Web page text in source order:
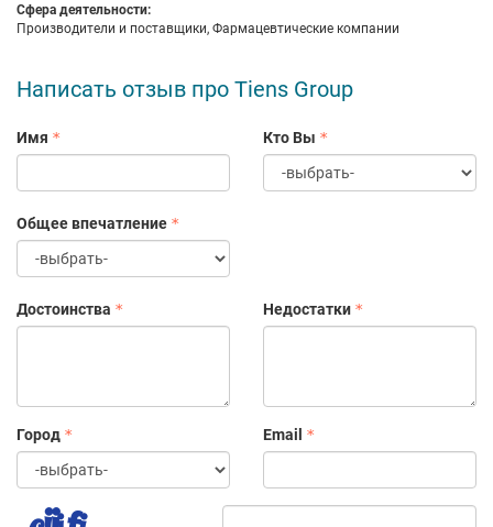
супермаркет компании «Banner Day». С ноября 2008 он закрыт
«по техническим причинам», которые уже 4 года не могут
Сфера деятельности:
Производители и поставщики, Фармацевтические компании
Написать отзыв про Tiens Group
Имя Кто Вы
Общее впечатление
Достоинства Недостатки
Город Email